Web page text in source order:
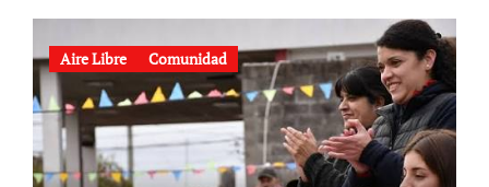
Aire Libre Comunidad